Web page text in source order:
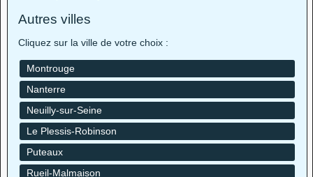
Autres villes
Cliquez sur la ville de votre choix :
Montrouge
Nanterre
Neuilly-sur-Seine
Le Plessis-Robinson
Puteaux
Rueil-Malmaison